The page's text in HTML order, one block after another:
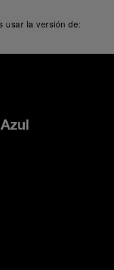
usar la versión de: